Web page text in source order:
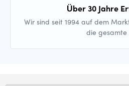
Über 30 Jahre
Wir sind seit 1994 auf dem
die gesamte